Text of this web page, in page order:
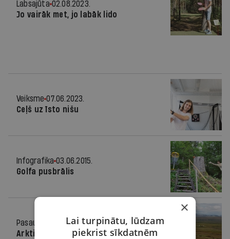
Labsajūta 02.08.2023.
Jo vairāk met, jo labāk lido
Veiksme 07.06.2023.
Ceļš uz īsto nišu
Infografika 03.06.2015.
Golfa pusbrālis
Pasaulē
03.04.2013.
Arktiskais golfs?
×
Lai turpinātu, lūdzam
piekrist sīkdatnēm